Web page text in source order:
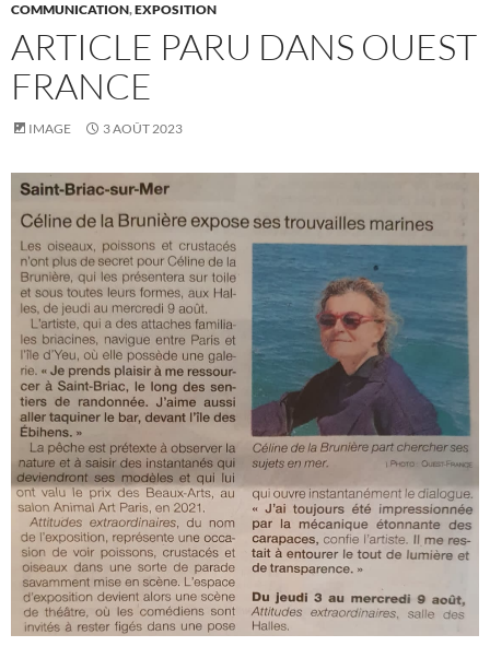
COMMUNICATION,EXPOSITION
ARTICLE PARU DANS OUEST
FRANCE
IMAGE 3 AOÛT 2023